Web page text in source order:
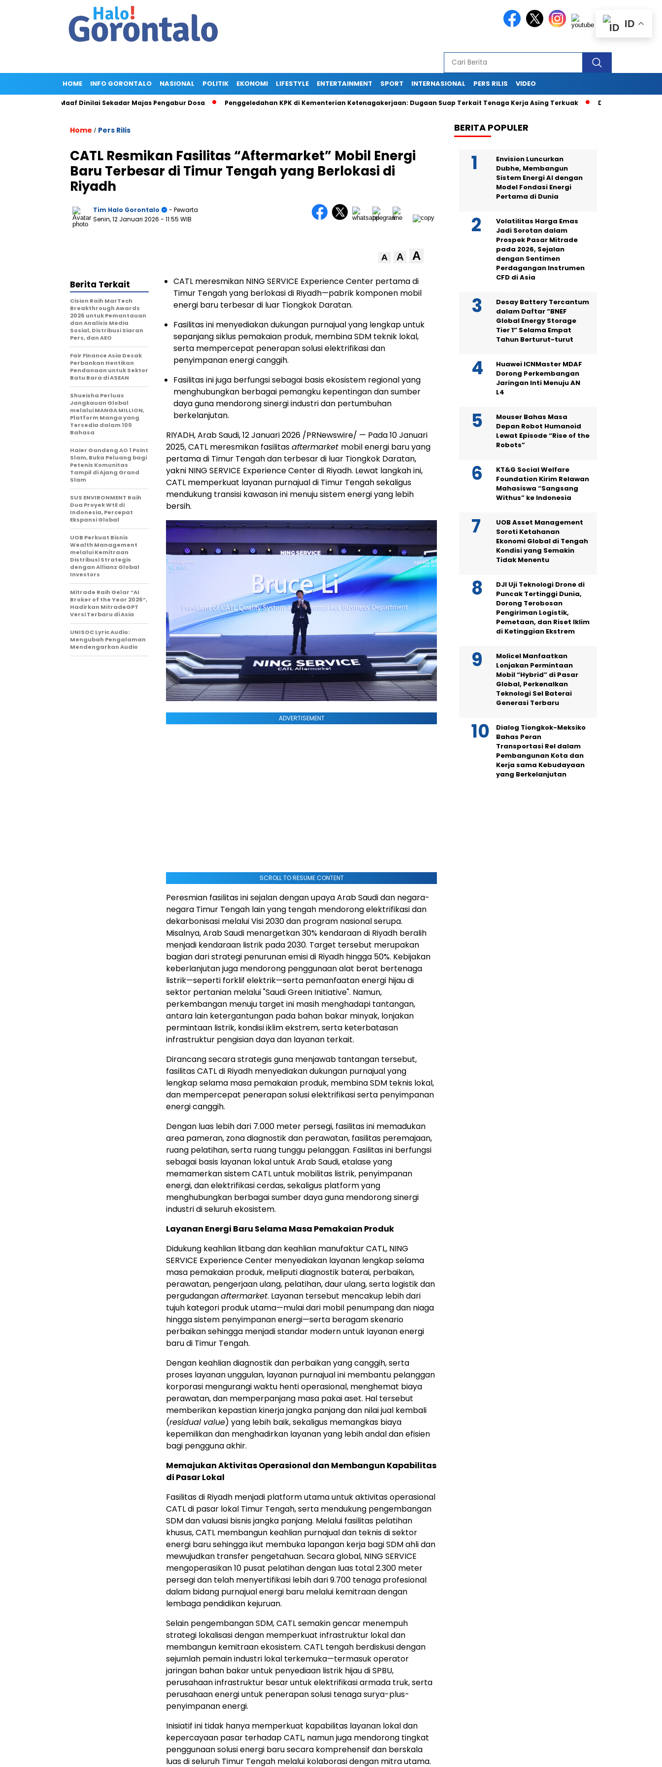
HOME INFO GORONTALO NASIONAL POLITIK EKONOMI LIFESTYLE ENTERTAINMENT SPORT INTERNASIONAL PERS RILIS VIDEO
Minta Maaf Dinilai Sekadar Majas Pengabur Dosa Penggeledahan KPK di Kementerian Ketenagakerjaan: Dugaan Suap Terkait Tenaga Kerja Asing Terkuak Drama di Balik Sidang
Home / Pers Rilis
CATL Resmikan Fasilitas “Aftermarket” Mobil Energi
Baru Terbesar di Timur Tengah yang Berlokasi di
Riyadh
Tim Halo Gorontalo
- Pewarta
Senin, 12 Januari 2026 - 11:55 WIB
A A A
CATL meresmikan NING SERVICE Experience Center pertama di
Timur Tengah yang berlokasi di Riyadh—pabrik komponen mobil
energi baru terbesar di luar Tiongkok Daratan.
Fasilitas ini menyediakan dukungan purnajual yang lengkap untuk
sepanjang siklus pemakaian produk, membina SDM teknik lokal,
serta mempercepat penerapan solusi elektrifikasi dan
penyimpanan energi canggih.
Fasilitas ini juga berfungsi sebagai basis ekosistem regional yang
menghubungkan berbagai pemangku kepentingan dan sumber
daya guna mendorong sinergi industri dan pertumbuhan
berkelanjutan.
RIYADH, Arab Saudi, 12 Januari 2026 /PRNewswire/ — Pada 10 Januari
2025, CATL meresmikan fasilitasaftermarket mobil energi baru yang
pertama di Timur Tengah dan terbesar di luar Tiongkok Daratan,
yakni NING SERVICE Experience Center di Riyadh. Lewat langkah ini,
CATL memperkuat layanan purnajual di Timur Tengah sekaligus
mendukung transisi kawasan ini menuju sistem energi yang lebih
bersih.
ADVERTISEMENT
SCROLL TO RESUME CONTENT
Peresmian fasilitas ini sejalan dengan upaya Arab Saudi dan negara-
negara Timur Tengah lain yang tengah mendorong elektrifikasi dan
dekarbonisasi melalui Visi 2030 dan program nasional serupa.
Misalnya, Arab Saudi menargetkan 30% kendaraan di Riyadh beralih
menjadi kendaraan listrik pada 2030. Target tersebut merupakan
bagian dari strategi penurunan emisi di Riyadh hingga 50%. Kebijakan
keberlanjutan juga mendorong penggunaan alat berat bertenaga
listrik—seperti forklif elektrik—serta pemanfaatan energi hijau di
sektor pertanian melalui "Saudi Green Initiative". Namun,
perkembangan menuju target ini masih menghadapi tantangan,
antara lain ketergantungan pada bahan bakar minyak, lonjakan
permintaan listrik, kondisi iklim ekstrem, serta keterbatasan
infrastruktur pengisian daya dan layanan terkait.
Dirancang secara strategis guna menjawab tantangan tersebut,
fasilitas CATL di Riyadh menyediakan dukungan purnajual yang
lengkap selama masa pemakaian produk, membina SDM teknis lokal,
dan mempercepat penerapan solusi elektrifikasi serta penyimpanan
energi canggih.
Dengan luas lebih dari 7.000 meter persegi, fasilitas ini memadukan
area pameran, zona diagnostik dan perawatan, fasilitas peremajaan,
ruang pelatihan, serta ruang tunggu pelanggan. Fasilitas ini berfungsi
sebagai basis layanan lokal untuk Arab Saudi, etalase yang
memamerkan sistem CATL untuk mobilitas listrik, penyimpanan
energi, dan elektrifikasi cerdas, sekaligus platform yang
menghubungkan berbagai sumber daya guna mendorong sinergi
industri di seluruh ekosistem.
Layanan Energi Baru Selama Masa Pemakaian Produk
Didukung keahlian litbang dan keahlian manufaktur CATL, NING
SERVICE Experience Center menyediakan layanan lengkap selama
masa pemakaian produk, meliputi diagnostik baterai, perbaikan,
perawatan, pengerjaan ulang, pelatihan, daur ulang, serta logistik dan
pergudanganaftermarket. Layanan tersebut mencakup lebih dari
tujuh kategori produk utama—mulai dari mobil penumpang dan niaga
hingga sistem penyimpanan energi—serta beragam skenario
perbaikan sehingga menjadi standar modern untuk layanan energi
baru di Timur Tengah.
Dengan keahlian diagnostik dan perbaikan yang canggih, serta
proses layanan unggulan, layanan purnajual ini membantu pelanggan
korporasi mengurangi waktu henti operasional, menghemat biaya
perawatan, dan memperpanjang masa pakai aset. Hal tersebut
memberikan kepastian kinerja jangka panjang dan nilai jual kembali
(residual value) yang lebih baik, sekaligus memangkas biaya
kepemilikan dan menghadirkan layanan yang lebih andal dan efisien
bagi pengguna akhir.
Memajukan Aktivitas Operasional dan Membangun Kapabilitas
di Pasar Lokal
Fasilitas di Riyadh menjadi platform utama untuk aktivitas operasional
CATL di pasar lokal Timur Tengah, serta mendukung pengembangan
SDM dan valuasi bisnis jangka panjang. Melalui fasilitas pelatihan
khusus, CATL membangun keahlian purnajual dan teknis di sektor
energi baru sehingga ikut membuka lapangan kerja bagi SDM ahli dan
mewujudkan transfer pengetahuan. Secara global, NING SERVICE
mengoperasikan 10 pusat pelatihan dengan luas total 2.300 meter
persegi dan telah menyertifikasi lebih dari 9.700 tenaga profesional
dalam bidang purnajual energi baru melalui kemitraan dengan
lembaga pendidikan kejuruan.
Selain pengembangan SDM, CATL semakin gencar menempuh
strategi lokalisasi dengan memperkuat infrastruktur lokal dan
membangun kemitraan ekosistem. CATL tengah berdiskusi dengan
sejumlah pemain industri lokal terkemuka—termasuk operator
jaringan bahan bakar untuk penyediaan listrik hijau di SPBU,
perusahaan infrastruktur besar untuk elektrifikasi armada truk, serta
perusahaan energi untuk penerapan solusi tenaga surya-plus-
penyimpanan energi.
Inisiatif ini tidak hanya memperkuat kapabilitas layanan lokal dan
kepercayaan pasar terhadap CATL, namun juga mendorong tingkat
penggunaan solusi energi baru secara komprehensif dan berskala
luas di seluruh Timur Tengah melalui kolaborasi dengan mitra utama.
Berita Terkait
Cision Raih MarTech
Breakthrough Awards
2026 untuk Pemantauan
dan Analisis Media
Sosial, Distribusi Siaran
Pers, dan AEO
Fair Finance Asia Desak
Perbankan Hentikan
Pendanaan untuk Sektor
Batu Bara di ASEAN
Shueisha Perluas
Jangkauan Global
melalui MANGA MILLION,
Platform Manga yang
Tersedia dalam 100
Bahasa
Haier Gandeng AO 1 Point
Slam, Buka Peluang bagi
Petenis Komunitas
Tampil di Ajang Grand
Slam
SUS ENVIRONMENT Raih
Dua Proyek WtE di
Indonesia, Percepat
Ekspansi Global
UOB Perkuat Bisnis
Wealth Management
melalui Kemitraan
Distribusi Strategis
dengan Allianz Global
Investors
Mitrade Raih Gelar “AI
Broker of the Year 2026”,
Hadirkan MitradeGPT
Versi Terbaru di Asia
UNISOC Lyric Audio:
Mengubah Pengalaman
Mendengarkan Audio
BERITA POPULER
Envision Luncurkan
Dubhe, Membangun
Sistem Energi AI dengan
Model Fondasi Energi
Pertama di Dunia
Volatilitas Harga Emas
Jadi Sorotan dalam
Prospek Pasar Mitrade
pada 2026, Sejalan
dengan Sentimen
Perdagangan Instrumen
CFD di Asia
Desay Battery Tercantum
dalam Daftar “BNEF
Global Energy Storage
Tier 1” Selama Empat
Tahun Berturut-turut
Huawei ICNMaster MDAF
Dorong Perkembangan
Jaringan Inti Menuju AN
L4
Mouser Bahas Masa
Depan Robot Humanoid
Lewat Episode “Rise of the
Robots”
KT&G Social Welfare
Foundation Kirim Relawan
Mahasiswa “Sangsang
Withus” ke Indonesia
UOB Asset Management
Soroti Ketahanan
Ekonomi Global di Tengah
Kondisi yang Semakin
Tidak Menentu
DJI Uji Teknologi Drone di
Puncak Tertinggi Dunia,
Dorong Terobosan
Pengiriman Logistik,
Pemetaan, dan Riset Iklim
di Ketinggian Ekstrem
Molicel Manfaatkan
Lonjakan Permintaan
Mobil “Hybrid” di Pasar
Global, Perkenalkan
Teknologi Sel Baterai
Generasi Terbaru
Dialog Tiongkok-Meksiko
Bahas Peran
Transportasi Rel dalam
Pembangunan Kota dan
Kerja sama Kebudayaan
yang Berkelanjutan
ID